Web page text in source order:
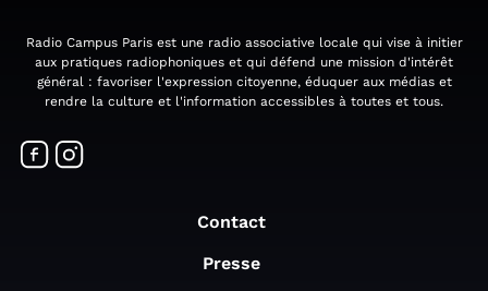
Radio Campus Paris est une radio associative locale qui vise à initier
aux pratiques radiophoniques et qui défend une mission d'intérêt
général : favoriser l'expression citoyenne, éduquer aux médias et
rendre la culture et l'information accessibles à toutes et tous.
Contact
Presse